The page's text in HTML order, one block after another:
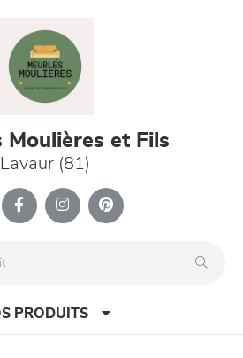
Moulières et Fils
Lavaur (81)
PRODUITS